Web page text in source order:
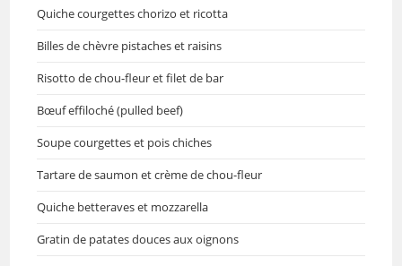
Quiche courgettes chorizo et ricotta
Billes de chèvre pistaches et raisins
Risotto de chou-fleur et filet de bar
Bœuf effiloché (pulled beef)
Soupe courgettes et pois chiches
Tartare de saumon et crème de chou-fleur
Quiche betteraves et mozzarella
Gratin de patates douces aux oignons